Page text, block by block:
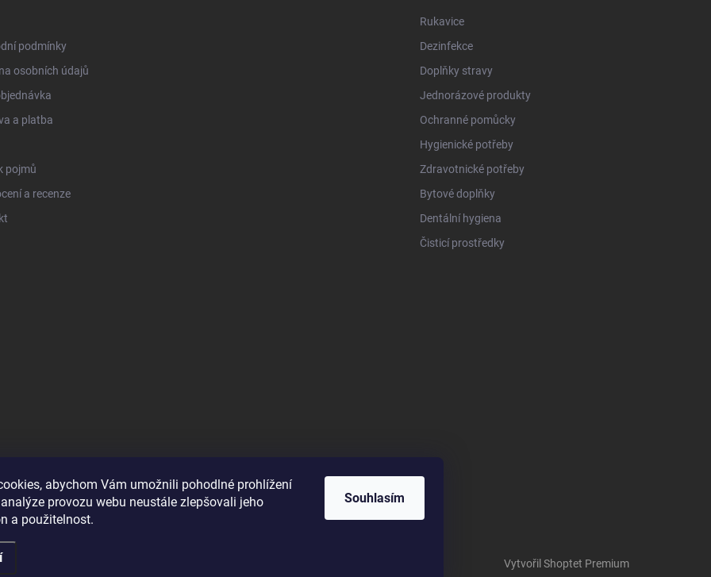
abychom Vám umožnili pohodlné prohlížení
provozu webu neustále zlepšovali jeho
a použitelnost.
Souhlasím
podmínky
osobních údajů
a platba
pojmů
a recenze
Rukavice
Dezinfekce
Doplňky stravy
Jednorázové produkty
Ochranné pomůcky
Hygienické potřeby
Zdravotnické potřeby
Bytové doplňky
Dentální hygiena
Čisticí prostředky
Vytvořil Shoptet Premium
nastavení cookies